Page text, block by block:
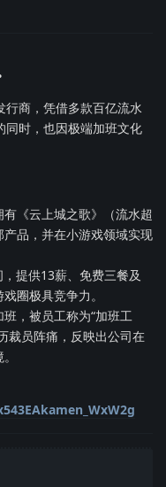
行商，凭借多款百亿流水
同时，也因极端加班文化
《云上城之歌》（流水超
品，并在小游戏领域实现
提供13薪、免费三餐及
圈极具竞争力。
，被员工称为“加班工
裁员阵痛，反映出公司在